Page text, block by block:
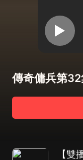
傳奇傭兵第
【